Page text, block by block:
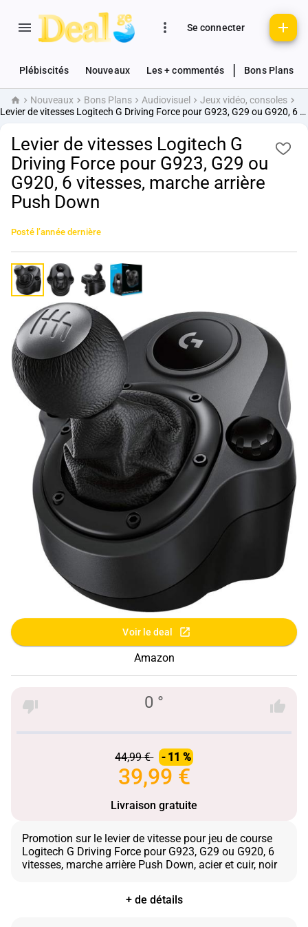
Se connecter
Plébiscités Nouveaux Les + commentés Bons Plans
AccueilNouveaux Bons Plans Audiovisuel
Jeux vidéo, consoles
Levier de vitesses Logitech G Driving Force pour G923, G29 ou G920, 6 vitesses, marche arrière Push Down
Levier de vitesses Logitech G
Driving Force pour G923, G29 ou
G920, 6 vitesses, marche arrière
Push Down
Posté l’année dernière
Voir le deal
Amazon
0 °
44,99 € - 11 %
39,99 €
Livraison gratuite
Promotion sur le levier de vitesse pour jeu de course
Logitech G Driving Force pour G923, G29 ou G920, 6
+ de détails